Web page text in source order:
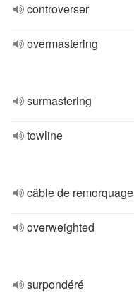
controverser
overmastering
surmastering
towline
câble de remorquage
overweighted
surpondéré